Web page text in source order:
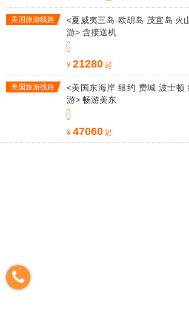
美国旅游线路
<夏威夷三岛-欧胡岛 茂宜岛 火
游> 含接送机
¥ 21280 起
美国旅游线路
<美国东海岸 纽约 费城 波士顿
游> 畅游美东
¥ 47060 起